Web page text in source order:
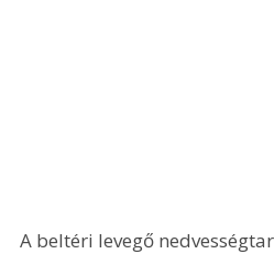
A beltéri levegő